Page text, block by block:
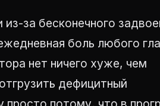
за бесконечного
боль любого
нет ничего хуже, чем
дефицитный